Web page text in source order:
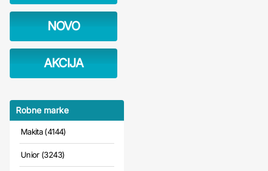
NOVO
AKCIJA
Robne marke
Makita (4144)
Unior (3243)